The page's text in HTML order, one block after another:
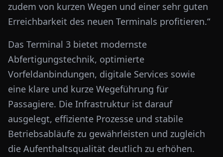
zudem von kurzen Wegen und einer sehr guten
Erreichbarkeit des neuen Terminals profitieren.“
Das Terminal 3 bietet modernste
Abfertigungstechnik, optimierte
Vorfeldanbindungen, digitale Services sowie
eine klare und kurze Wegeführung für
Passagiere. Die Infrastruktur ist darauf
ausgelegt, effiziente Prozesse und stabile
Betriebsabläufe zu gewährleisten und zugleich
die Aufenthaltsqualität deutlich zu erhöhen.